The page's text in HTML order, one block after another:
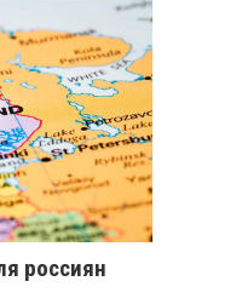
россиян